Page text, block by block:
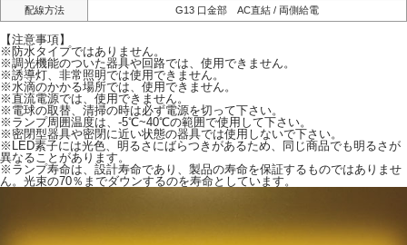
配線方法
G13 口金部 AC直結 / 両側給電
【注意事項】
※防水タイプではありません。
※調光機能のついた器具や回路では、使用できません。
※誘導灯、非常照明では使用できません。
※水滴のかかる場所では、使用できません。
※直流電源では、使用できません。
※電球の取替、清掃の時は必ず電源を切って下さい。
※ランプ周囲温度は、-5℃~40℃の範囲で使用して下さい。
※密閉型器具や密閉に近い状態の器具では使用しないで下さい。
※LED素子には光色、明るさにばらつきがあるため、同じ商品でも明るさが
異なることがあります。
※ランプ寿命は、設計寿命であり、製品の寿命を保証するものではありませ
ん。光束の70％までダウンするのを寿命としています。